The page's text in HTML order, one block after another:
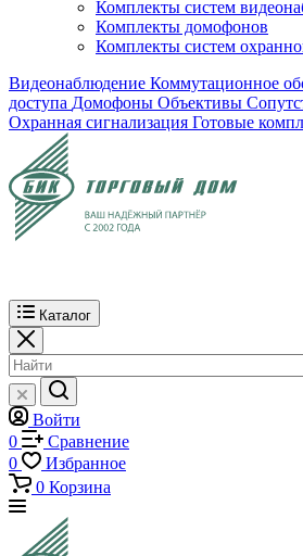
Комплекты систем
Комплекты домофонов
Комплекты систем
Видеонаблюдение Коммутационное
доступа Домофоны Объективы
Охранная сигнализация Готовые
Каталог
Войти
0
Сравнение
0
Избранное
0 Корзина